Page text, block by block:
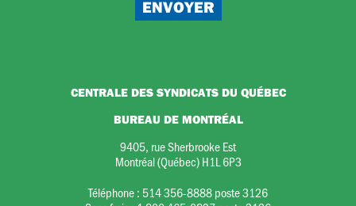
CENTRALE DES SYNDICATS DU QUÉBEC
BUREAU DE MONTRÉAL
9405, rue Sherbrooke Est
Montréal (Québec) H1L 6P3
Téléphone : 514 356-8888 poste 3126